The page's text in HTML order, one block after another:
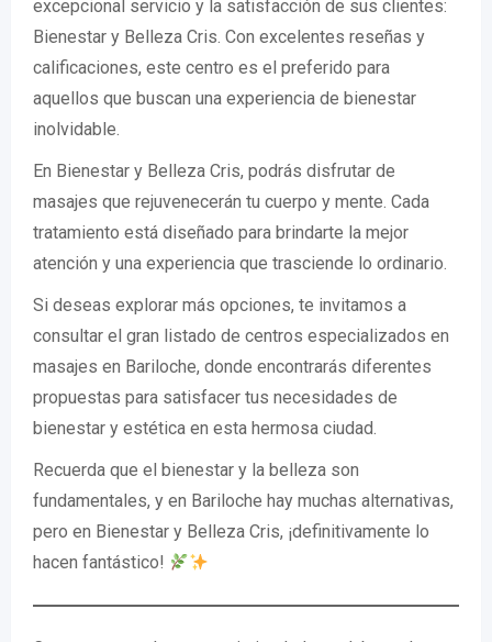
excepcional servicio y la satisfacción de sus clientes:
Bienestar y Belleza Cris. Con excelentes reseñas y
calificaciones, este centro es el preferido para
aquellos que buscan una experiencia de bienestar
inolvidable.
En Bienestar y Belleza Cris, podrás disfrutar de
masajes que rejuvenecerán tu cuerpo y mente. Cada
tratamiento está diseñado para brindarte la mejor
atención y una experiencia que trasciende lo ordinario.
Si deseas explorar más opciones, te invitamos a
consultar el gran listado de centros especializados en
masajes en Bariloche, donde encontrarás diferentes
propuestas para satisfacer tus necesidades de
bienestar y estética en esta hermosa ciudad.
Recuerda que el bienestar y la belleza son
fundamentales, y en Bariloche hay muchas alternativas,
pero en Bienestar y Belleza Cris, ¡definitivamente lo
hacen fantástico!